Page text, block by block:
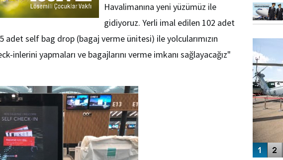
Havalimanına yeni yüzümüz ile
gidiyoruz. Yerli imal edilen 102 adet
adet self bag drop (bagaj verme ünitesi) ile yolcularımızın
inlerini yapmaları ve bagajlarını verme imkanı sağlayacağız"